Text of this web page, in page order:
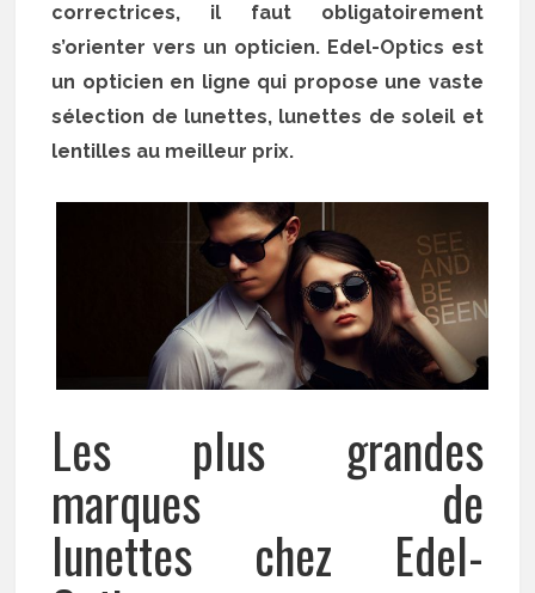
correctrices, il faut obligatoirement
s’orienter vers un opticien. Edel-Optics est
un opticien en ligne qui propose une vaste
sélection de lunettes, lunettes de soleil et
lentilles au meilleur prix.
Les plus grandes
marques de
lunettes chez Edel-